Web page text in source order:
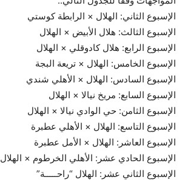
الإسبوع الثاني: الهلال × الرابطة كوستي
الإسبوع الثالث: هلال الأبيض × الهلال
الإسبوع الرابع: هلال كادوقلي × الهلال
الإسبوع الخامس: الهلال × تريعة البجة
الإسبوع السادس: الهلال × الأهلي شندي
الإسبوع السابع: مريخ نيالا × الهلال
الإسبوع الثامن: حي الوادي نيالا × الهلال
الإسبوع التاسع: الهلال × الأهلي عطبرة
الإسبوع العاشر: الهلال × الأمل عطبرة
الإسبوع الحادي عشر: الأهلي الخرطوم × الهلال
الإسبوع الثاني عشر: الهلال “راحـــــة”